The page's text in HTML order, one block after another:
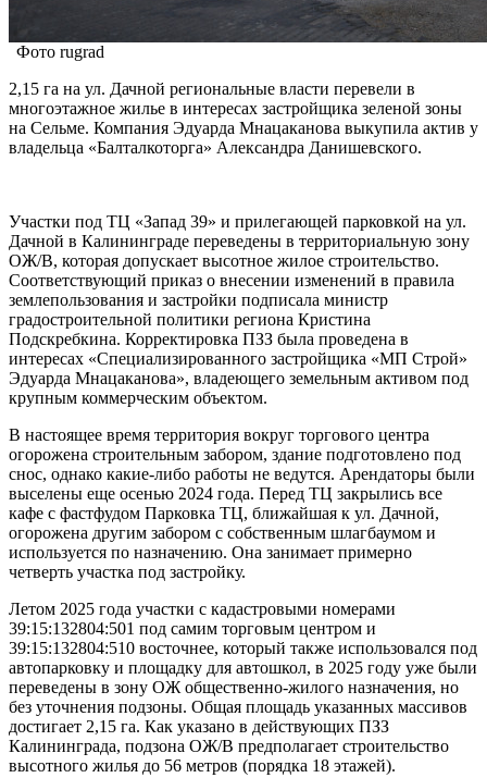
Фото rugrad
2,15 га на ул. Дачной региональные власти перевели в
многоэтажное жилье в интересах застройщика зеленой зоны
на Сельме. Компания Эдуарда Мнацаканова выкупила актив у
владельца «Балталкоторга» Александра Данишевского.
Участки под ТЦ «Запад 39» и прилегающей парковкой на ул.
Дачной в Калининграде переведены в территориальную зону
ОЖ/В, которая допускает высотное жилое строительство.
Соответствующий приказ о внесении изменений в правила
землепользования и застройки подписала министр
градостроительной политики региона Кристина
Подскребкина. Корректировка ПЗЗ была проведена в
интересах «Специализированного застройщика «МП Строй»
Эдуарда Мнацаканова», владеющего земельным активом под
крупным коммерческим объектом.
В настоящее время территория вокруг торгового центра
огорожена строительным забором, здание подготовлено под
снос, однако какие-либо работы не ведутся. Арендаторы были
выселены еще осенью 2024 года. Перед ТЦ закрылись все
кафе с фастфудом Парковка ТЦ, ближайшая к ул. Дачной,
огорожена другим забором с собственным шлагбаумом и
используется по назначению. Она занимает примерно
четверть участка под застройку.
Летом 2025 года участки с кадастровыми номерами
39:15:132804:501 под самим торговым центром и
39:15:132804:510 восточнее, который также использовался под
автопарковку и площадку для автошкол, в 2025 году уже были
переведены в зону ОЖ общественно-жилого назначения, но
без уточнения подзоны. Общая площадь указанных массивов
достигает 2,15 га. Как указано в действующих ПЗЗ
Калининграда, подзона ОЖ/В предполагает строительство
высотного жилья до 56 метров (порядка 18 этажей).